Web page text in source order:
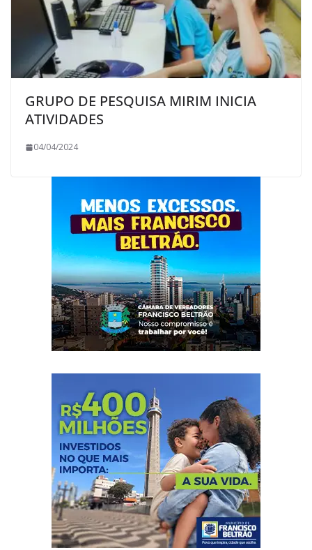
GRUPO DE PESQUISA MIRIM INICIA
ATIVIDADES
04/04/2024